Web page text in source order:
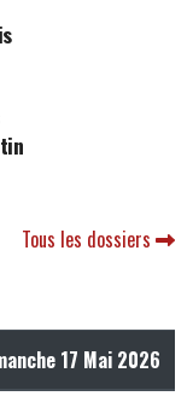
Tous les dossiers
17 Mai 2026